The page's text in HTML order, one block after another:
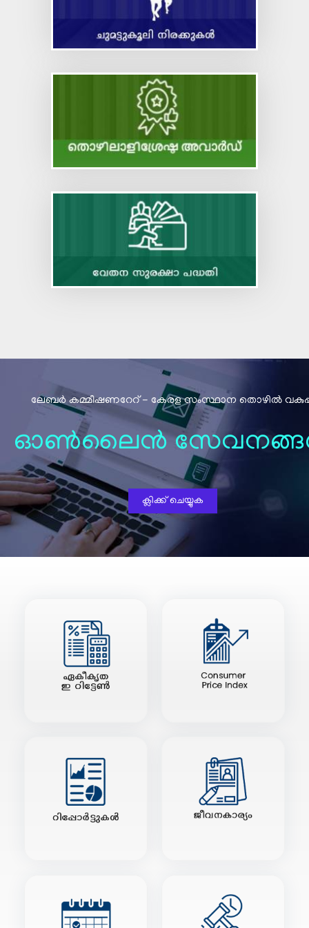
Code on Occupational Safety, Health and Working
Code on Social Security
ലേബര്‍ കമ്മീഷണറേറ് - കേരള സംസ്ഥാന തൊഴിൽ
ഓൺലൈൻ
ക്ലിക്ക് ചെയ്യുക